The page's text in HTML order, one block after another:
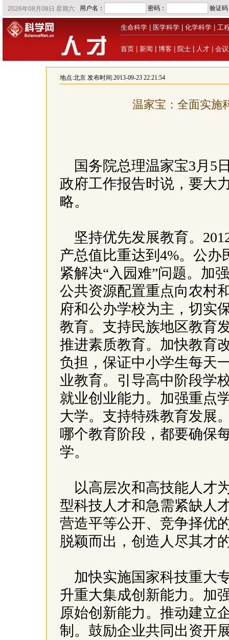
生命科学 医学科学 化学科学 工
首页 新闻 博客 院士 人才 会议
地点:北京发布时间:2013-09-23 22:21:54
温家宝：全面实施
国务院总理温家宝3月5
政府工作报告时说，要大
略。
坚持优先发展教育。
产总值比重达到4%。公
紧解决“入园难”问题。加
公共资源配置重点向农村
府和公办学校为主，切实
教育。支持民族地区教育
推进素质教育。加快教育
负担，保证中小学生每天
业教育。引导高中阶段学
就业创业能力。加强重点
大学。支持特殊教育发展
哪个教育阶段，都要确保
学。
以高层次和高技能人才
型科技人才和急需紧缺人
营造平等公开、竞争择优
脱颖而出，创造人尽其才
加快实施国家科技重大
升重大集成创新能力。加
原始创新能力。推动建立
制。鼓励企业共同出资开